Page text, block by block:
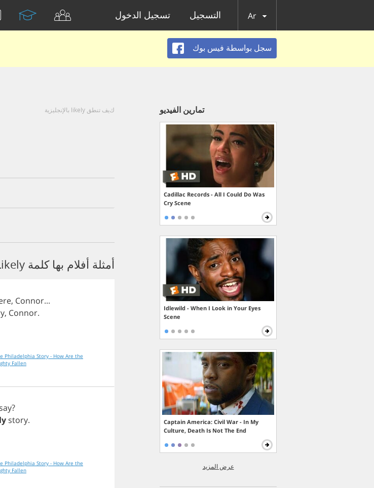
تسجيل الدخول التسجيل Ar
سجل بواسطة فيس بوك
كيف تنطق likely بالإنجليزية
أمثلة أفلام بها كلمة Likely
, Connor...
, Connor.
Philadelphia Story - How Are the
Fallen
say?
story.
Philadelphia Story - How Are the
Fallen
تمارين الفيديو
Cadillac Records - All I Could Do Was
Cry Scene
Idlewild - When I Look in Your Eyes
Scene
Captain America: Civil War - In My
Culture, Death Is Not The End
عرض المزيد